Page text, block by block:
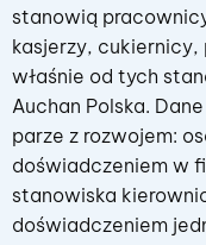
stanowią
kasjerzy,
właśnie od tych
Auchan Polska.
parze z rozwojem:
doświadczeniem w
stanowiska
doświadczeniem